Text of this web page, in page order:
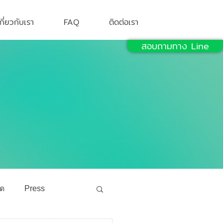
ยวกับเรา FAQ ติดต่อเรา
สอบถามทาง Line
Press